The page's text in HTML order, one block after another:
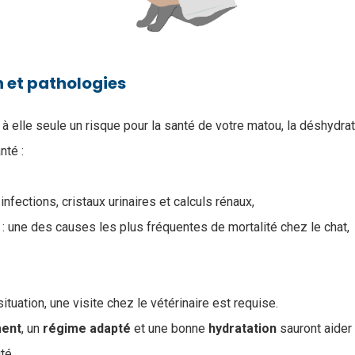
et pathologies
elle seule un risque pour la santé de votre matou, la
:
cristaux urinaires et calculs rénaux,
une des causes les plus fréquentes de mortalité chez le chat,
une visite chez le vétérinaire est requise.
, un régime adapté et une bonne hydratation sauront